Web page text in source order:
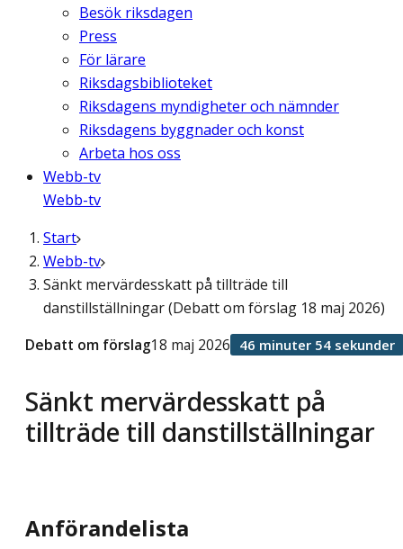
Besök riksdagen
Press
För lärare
Riksdagsbiblioteket
Riksdagens myndigheter och nämnder
Riksdagens byggnader och konst
Arbeta hos oss
Webb-tv
Webb-tv
Start
Webb-tv
Sänkt mervärdesskatt på tillträde till
danstillställningar (Debatt om förslag 18 maj 2026)
Sänkt mervärdesskatt på
tillträde till danstillställningar
Debatt om förslag18 maj 2026 46 minuter 54 sekunder
Anförandelista